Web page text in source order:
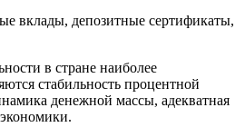
вклады, депозитные сертификаты,
в стране наиболее
стабильность процентной
денежной массы, адекватная